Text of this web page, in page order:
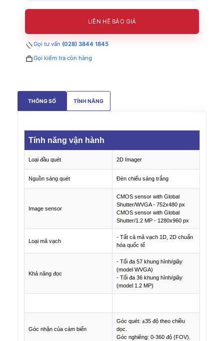
LIÊN HỆ BÁO GIÁ
Gọi tư vấn (028) 3844 1845
Gọi kiểm tra còn hàng
THÔNG SỐ TÍNH NĂNG
Tính năng vận hành
Loại đầu quét 2D Imager
Nguồn sáng quét Đèn chiếu sáng trắng
Image sensor
CMOS sensor with Global
Shutter/WVGA - 752x480 px
CMOS sensor with Global
Shutter/1.2 MP - 1280x960 px
Loại mã vạch
- Tất cả mã vạch 1D, 2D chuẩn
hóa quốc tế
Khả năng đọc
- Tối đa 57 khung hình/giây
(model WVGA)
- Tối đa 36 khung hình/giây
(model 1.2 MP)
Góc nhận của cảm biến
Góc quét: ±35 độ theo chiều
dọc.
Góc nghiêng: 0-360 độ (FOV).